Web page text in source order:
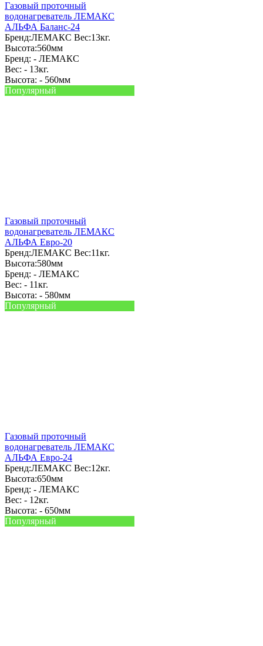
Газовый проточный
водонагреватель ЛЕМАКС
АЛЬФА Баланс-24
Бренд:ЛЕМАКС Вес:13кг.
Высота:560мм
Бренд: - ЛЕМАКС
Вес: - 13кг.
Высота: - 560мм
Популярный
Газовый проточный
водонагреватель ЛЕМАКС
АЛЬФА Евро-20
Бренд:ЛЕМАКС Вес:11кг.
Высота:580мм
Бренд: - ЛЕМАКС
Вес: - 11кг.
Высота: - 580мм
Популярный
Газовый проточный
водонагреватель ЛЕМАКС
АЛЬФА Евро-24
Бренд:ЛЕМАКС Вес:12кг.
Высота:650мм
Бренд: - ЛЕМАКС
Вес: - 12кг.
Высота: - 650мм
Популярный